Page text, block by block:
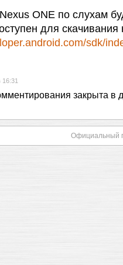
ONE по слухам
для
sdk/
закрыта в
Официальный